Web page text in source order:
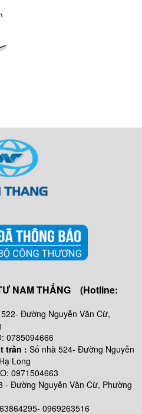
NAM THẮNG (Hotline:
Đường Nguyễn Văn Cừ,
trần : Số nhà 524- Đường Nguyễn
Long
- Đường Nguyễn Văn Cừ, Phường
0969263516